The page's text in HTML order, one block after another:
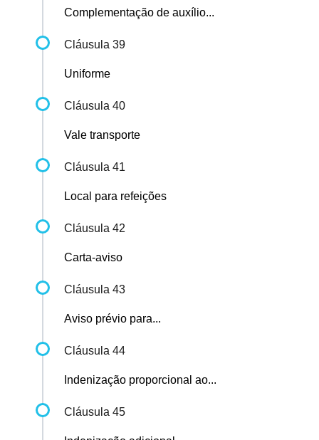
Complementação de auxílio...
Cláusula 39
Uniforme
Cláusula 40
Vale transporte
Cláusula 41
Local para refeições
Cláusula 42
Carta-aviso
Cláusula 43
Aviso prévio para...
Cláusula 44
Indenização proporcional ao...
Cláusula 45